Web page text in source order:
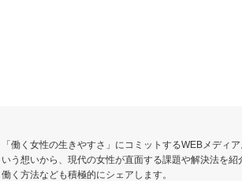
「働く女性の生きやすさ」にコミットするWEBメディ
いう想いから、現代の女性が直面する課題や解決法を
働く方法なども積極的にシェアします。